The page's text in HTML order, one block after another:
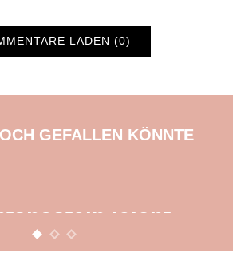
LADEN (0)
GEFALLEN KÖNNTE
leicht
gemacht